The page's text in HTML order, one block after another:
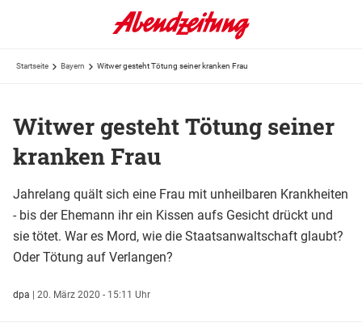
Startseite Bayern Witwer gesteht Tötung seiner kranken Frau
Witwer gesteht Tötung seiner
kranken Frau
Jahrelang quält sich eine Frau mit unheilbaren Krankheiten
- bis der Ehemann ihr ein Kissen aufs Gesicht drückt und
sie tötet. War es Mord, wie die Staatsanwaltschaft glaubt?
Oder Tötung auf Verlangen?
dpa | 20. März 2020 - 15:11 Uhr